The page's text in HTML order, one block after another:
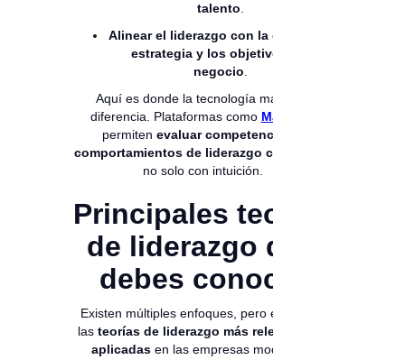
talento
Alinear el liderazgo con la cultura, la
estrategia y los objetivos del
negocio
Aquí es donde la tecnología marca la
diferencia. Plataformas como Magneto
permiten evaluar competencias y
comportamientos de liderazgo con datos
no solo con intuición.
Principales teorías
de liderazgo que
debes conocer
Existen múltiples enfoques, pero estas son
las teorías de liderazgo más relevantes y
aplicadasen las empresas modernas.